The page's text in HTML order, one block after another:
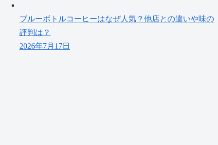
ブルーボトルコーヒーはなぜ人気？他店との違いや味の
評判は？
2026年7月17日